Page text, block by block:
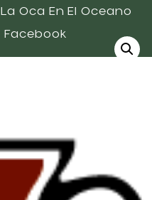
La Oca En El Oceano
Facebook